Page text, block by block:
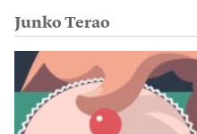
Junko Terao